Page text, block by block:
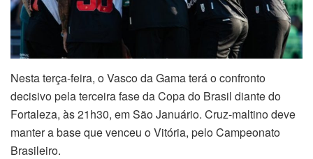
Nesta terça-feira, o Vasco da Gama terá o confronto
decisivo pela terceira fase da Copa do Brasil diante do
Fortaleza, às 21h30, em São Januário. Cruz-maltino deve
manter a base que venceu o Vitória, pelo Campeonato
Brasileiro.